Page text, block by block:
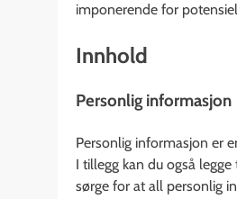
imponerende for
Innhold
Personlig informasjon
Personlig informasjon er
I tillegg kan du også
sørge for at all personlig